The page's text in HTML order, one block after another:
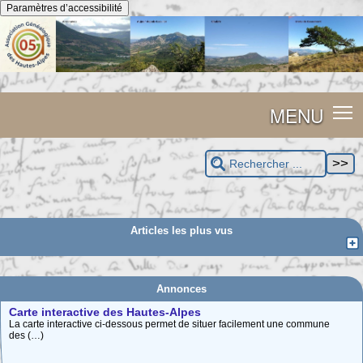
Panneau de gestion des cookies
Paramètres d’accessibilité
MENU
Articles les plus vus
Annonces
Carte interactive des Hautes-Alpes
La carte interactive ci-dessous permet de situer facilement une commune
des (…)